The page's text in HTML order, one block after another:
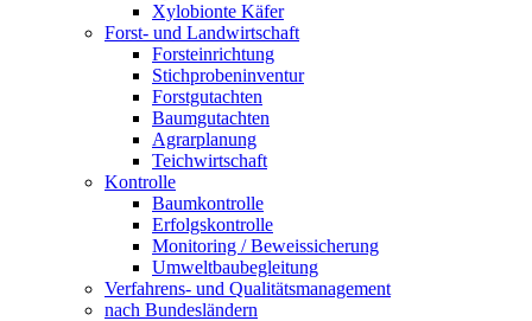
Xylobionte Käfer
Forst- und Landwirtschaft
Forsteinrichtung
Stichprobeninventur
Forstgutachten
Baumgutachten
Agrarplanung
Teichwirtschaft
Kontrolle
Baumkontrolle
Erfolgskontrolle
Monitoring / Beweissicherung
Umweltbaubegleitung
Verfahrens- und Qualitätsmanagement
nach Bundesländern